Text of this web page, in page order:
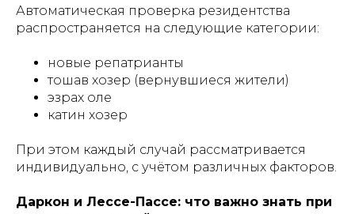
Автоматическая проверка резидентства
распространяется на следующие категории:
новые репатрианты
тошав хозер (вернувшиеся жители)
эзрах оле
катин хозер
При этом каждый случай рассматривается
индивидуально, с учётом различных факторов.
Даркон и Лессе-Пассе: что важно знать при